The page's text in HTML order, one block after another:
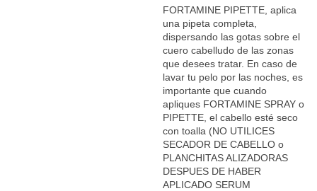
FORTAMINE PIPETTE, aplica
una pipeta completa,
dispersando las gotas sobre el
cuero cabelludo de las zonas
que desees tratar. En caso de
lavar tu pelo por las noches, es
importante que cuando
apliques FORTAMINE SPRAY o
PIPETTE, el cabello esté seco
con toalla (NO UTILICES
SECADOR DE CABELLO o
PLANCHITAS ALIZADORAS
DESPUES DE HABER
APLICADO SERUM